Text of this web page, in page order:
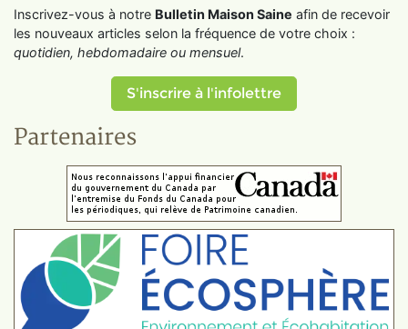
Inscrivez-vous à notre Bulletin Maison Saine afin de recevoir
les nouveaux articles selon la fréquence de votre choix :
quotidien, hebdomadaire ou mensuel.
S'inscrire à l'infolettre
Partenaires